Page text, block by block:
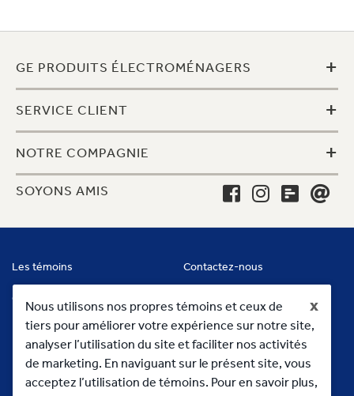
x
Nous utilisons nos propres témoins et ceux de
tiers pour améliorer votre expérience sur notre site,
analyser l’utilisation du site et faciliter nos activités
de marketing. En naviguant sur le présent site, vous
acceptez l’utilisation de témoins. Pour en savoir plus,
GE PRODUITS ÉLECTROMÉNAGERS +
SERVICE CLIENT +
NOTRE COMPAGNIE +
SOYONS AMIS
Les témoins Contactez-nous
Conditions